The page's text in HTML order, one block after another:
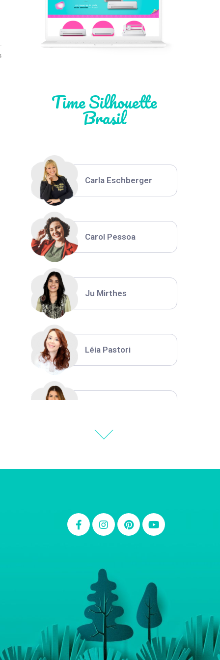
Time Silhouette
Brasil
Léia Pastori
Thiara Ney
Carla Eschberger
Carol Pessoa
Ju Mirthes
Léia Pastori
Carla Eschberger
Carol Pessoa
Ju Mirthes